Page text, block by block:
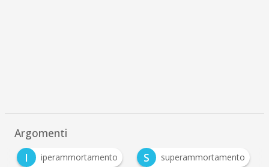
Argomenti
I
iperammortamento S superammortamento